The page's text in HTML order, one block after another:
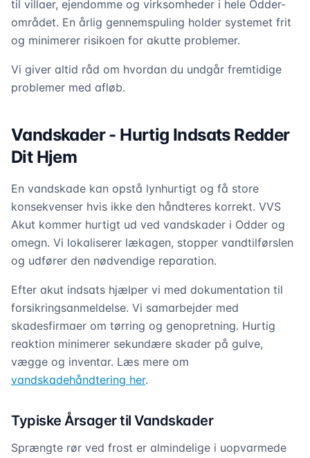
til villaer, ejendomme og virksomheder i hele Odder-
området. En årlig gennemspuling holder systemet frit
og minimerer risikoen for akutte problemer.
Vi giver altid råd om hvordan du undgår fremtidige
problemer med afløb.
Vandskader - Hurtig Indsats Redder
Dit Hjem
En vandskade kan opstå lynhurtigt og få store
konsekvenser hvis ikke den håndteres korrekt. VVS
Akut kommer hurtigt ud ved vandskader i Odder og
omegn. Vi lokaliserer lækagen, stopper vandtilførslen
og udfører den nødvendige reparation.
Efter akut indsats hjælper vi med dokumentation til
forsikringsanmeldelse. Vi samarbejder med
skadesfirmaer om tørring og genopretning. Hurtig
reaktion minimerer sekundære skader på gulve,
vægge og inventar. Læs mere om
vandskadehåndtering her.
Typiske Årsager til Vandskader
Sprængte rør ved frost er almindelige i uopvarmede